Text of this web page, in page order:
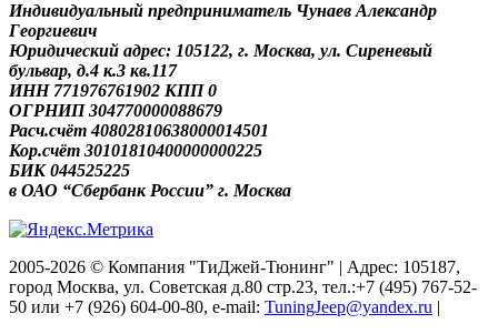
Индивидуальный предприниматель Чунаев Александр
Георгиевич
Юридический адрес: 105122, г. Москва, ул. Сиреневый
бульвар, д.4 к.3 кв.117
ИНН 771976761902 КПП 0
ОГРНИП 304770000088679
Расч.счёт 40802810638000014501
Кор.счёт 30101810400000000225
БИК 044525225
в ОАО “Сбербанк России” г. Москва
2005-2026 © Компания "ТиДжей-Тюнинг" | Адрес: 105187,
город Москва, ул. Советская д.80 стр.23, тел.:+7 (495) 767-52-
50 или +7 (926) 604-00-80, e-mail: TuningJeep@yandex.ru |